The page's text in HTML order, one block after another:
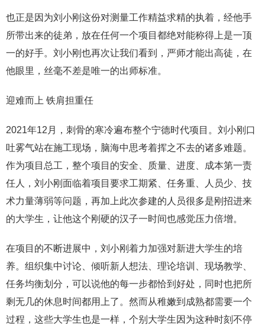
也正是因为刘小刚这份对测量工作精益求精的执着，经他手
所带出来的徒弟，放在任何一个项目都绝对能称得上是一顶
一的好手。刘小刚也再次让我们看到，严师才能出高徒，在
他眼里，丝毫不差是唯一的出师标准。
迎难而上 铁肩担重任
2021年12月，刺骨的寒冷遍布整个宁德时代项目。刘小刚口
吐雾气站在施工现场，脑海中思考着挥之不去的诸多难题。
作为项目总工，整个项目的安全、质量、进度、成本第一责
任人，刘小刚面临着项目要求工期紧、任务重、人员少、技
术力量薄弱等问题，再加上此次参建的人员很多是刚招进来
的大学生，让他这个刚硬的汉子一时间也感觉压力倍增。
在项目的不断进展中，刘小刚着力加强对新进大学生的培
养。组织集中讨论、倾听新人想法、理论培训、现场教学、
任务均衡划分，可以说他的每一步都恰到好处，同时也把所
剩无几的休息时间都用上了。然而从稚嫩到成熟都需要一个
过程，这些大学生也是一样，个别大学生因为这种时刻不停